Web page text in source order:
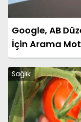
Google, AB
İçin Arama
Değiştiriyor
Sağlık